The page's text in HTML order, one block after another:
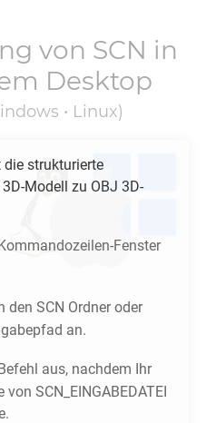
von SCN in
Desktop
• Linux)
strukturierte
3D-Modell zu OBJ 3D-
Fenster
den SCN Ordner oder
an.
aus, nachdem Ihr
SCN_EINGABEDATEI